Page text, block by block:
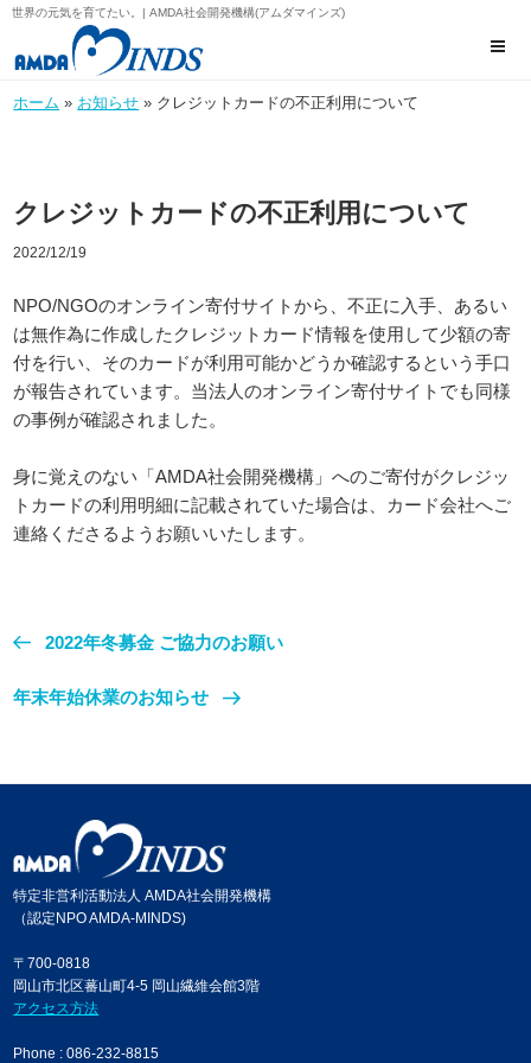
世界の元気を育てたい。| AMDA社会開発機構(アムダマインズ)
ホーム » お知らせ » クレジットカードの不正利用について
クレジットカードの不正利用について
2022/12/19
NPO/NGOのオンライン寄付サイトから、不正に入手、あるい
は無作為に作成したクレジットカード情報を使用して少額の寄
付を行い、そのカードが利用可能かどうか確認するという手口
が報告されています。当法人のオンライン寄付サイトでも同様
の事例が確認されました。
身に覚えのない「AMDA社会開発機構」へのご寄付がクレジッ
トカードの利用明細に記載されていた場合は、カード会社へご
連絡くださるようお願いいたします。
2022年冬募金 ご協力のお願い
年末年始休業のお知らせ
特定非営利活動法人 AMDA社会開発機構
（認定NPO AMDA-MINDS)
〒700-0818
岡山市北区蕃山町4-5 岡山繊維会館3階
アクセス方法
Phone : 086-232-8815